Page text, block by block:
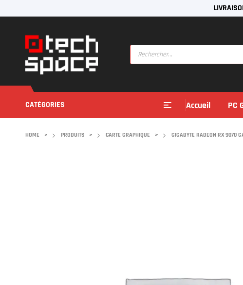
CATÉGORIES Accueil PC
HOME > PRODUITS > CARTE GRAPHIQUE > GIGABYTE RADEON RX 9070